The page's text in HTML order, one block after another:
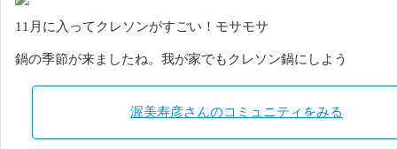
11月に入ってクレソンがすごい！モサモサ
鍋の季節が来ましたね。我が家でもクレソン鍋にしよう
渥美寿彦さんのコミュニティをみる